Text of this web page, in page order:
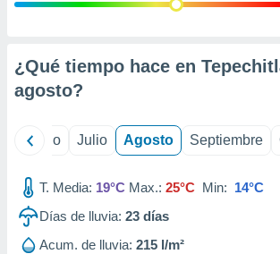
e
mediante
de
¿Qué tiempo hace en
agosto?
Junio Julio Agosto Septiembre
T. Media: 19°C Max.: 25°C Min: 14°C
Días de lluvia: 23 días
Acum. de lluvia: 215 l/m²